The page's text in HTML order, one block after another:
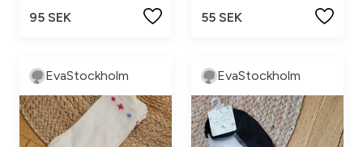
95 SEK
55 SEK
EvaStockholm EvaStockholm